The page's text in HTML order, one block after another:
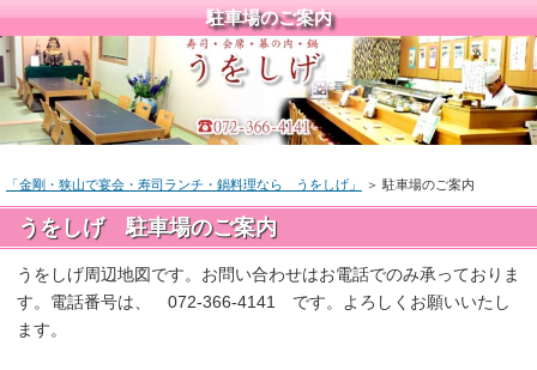
駐車場のご案内
「金剛・狭山で宴会・寿司ランチ・鍋料理なら うをしげ」 ＞ 駐車場のご案内
うをしげ 駐車場のご案内
うをしげ周辺地図です。お問い合わせはお電話でのみ承っておりま
す。電話番号は、 072-366-4141 です。よろしくお願いいたし
ます。